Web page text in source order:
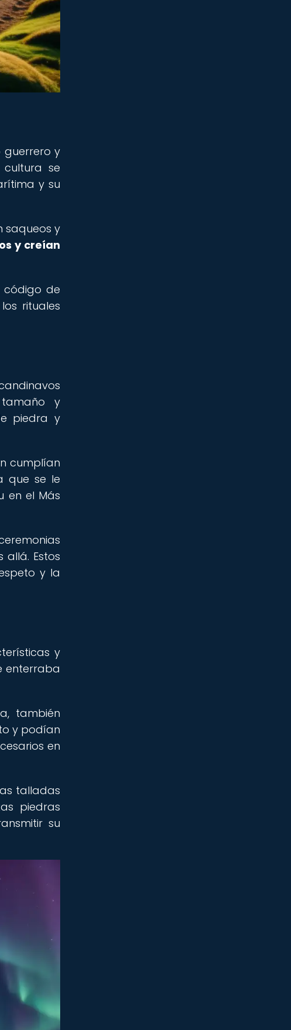
guerrero y
se
y su
saqueos y
y creían
código de
rituales
y
piedra y
cumplían
que se le
en el Más
Estos
y la
y
enterraba
también
y podían
en
talladas
piedras
su